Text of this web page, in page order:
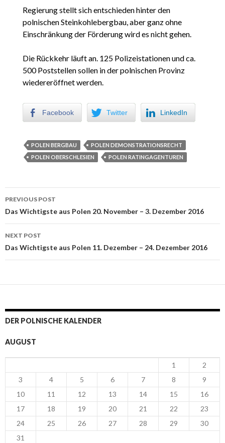
Regierung stellt sich entschieden hinter den
polnischen Steinkohlebergbau, aber ganz ohne
Einschränkung der Förderung wird es nicht gehen.
Die Rückkehr läuft an. 125 Polizeistationen und ca.
500 Poststellen sollen in der polnischen Provinz
wiedereröffnet werden.
Facebook Twitter LinkedIn
POLEN BERGBAU
POLEN DEMONSTRATIONSRECHT
POLEN OBERSCHLESIEN
POLEN RATINGAGENTUREN
Post navigation
PREVIOUS POST
Das Wichtigste aus Polen 20. November – 3. Dezember 2016
NEXT POST
Das Wichtigste aus Polen 11. Dezember – 24. Dezember 2016
DER POLNISCHE KALENDER
AUGUST
1
2
3
4 5 6 7 8
9
10
11 12 13 14 15
16
17
18 19 20 21 22
23
24
25 26 27 28 29
30
31